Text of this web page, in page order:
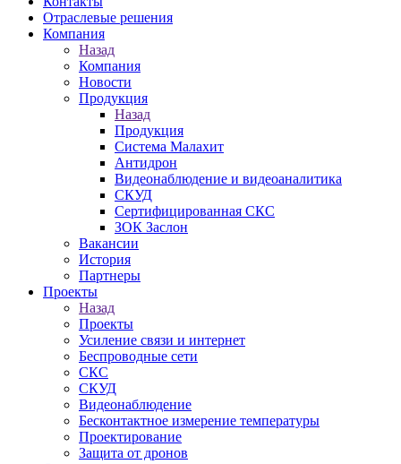
Отраслевые решения
Компания
Назад
Компания
Новости
Продукция
Назад
Продукция
Система Малахит
Антидрон
Видеонаблюдение и видеоаналитика
СКУД
Сертифицированная СКС
ЗОК Заслон
Вакансии
История
Партнеры
Проекты
Назад
Проекты
Усиление связи и интернет
Беспроводные сети
СКС
СКУД
Видеонаблюдение
Бесконтактное измерение температуры
Проектирование
Защита от дронов